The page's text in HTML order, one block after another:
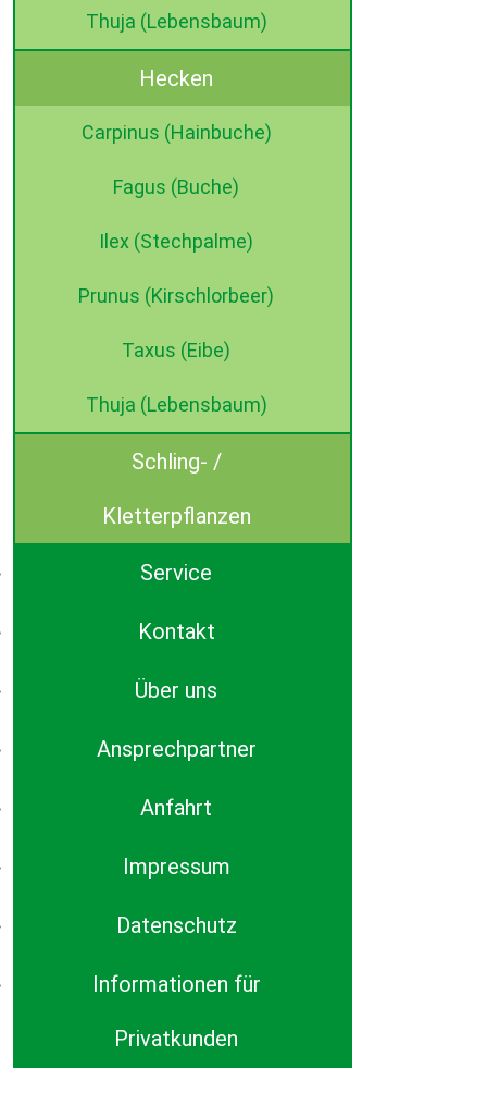
Thuja (Lebensbaum)
Hecken
Carpinus (Hainbuche)
Fagus (Buche)
Ilex (Stechpalme)
Prunus (Kirschlorbeer)
Taxus (Eibe)
Thuja (Lebensbaum)
Schling- /
Kletterpflanzen
Service
Kontakt
Über uns
Ansprechpartner
Anfahrt
Impressum
Datenschutz
Informationen für
Privatkunden